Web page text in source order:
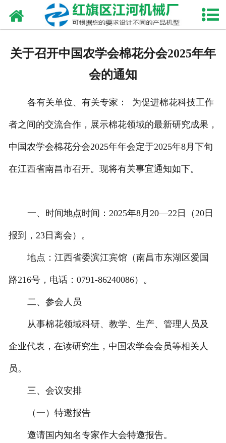
网站首页
资质荣誉
发货现场
联系我们
关于召开中国农学会棉花分会2025年年
会的通知
各有关单位、有关专家： 为促进棉花科技工作
者之间的交流合作，展示棉花领域的最新研究成果，
中国农学会棉花分会2025年年会定于2025年8月下旬
在江西省南昌市召开。现将有关事宜通知如下。
一、时间地点时间：2025年8月20—22日（20日
报到，23日离会）。
地点：江西省委滨江宾馆（南昌市东湖区爱国
路216号，电话：0791-86240086）。
二、参会人员
从事棉花领域科研、教学、生产、管理人员及
企业代表，在读研究生，中国农学会会员等相关人
员。
三、会议安排
（一）特邀报告
邀请国内知名专家作大会特邀报告。